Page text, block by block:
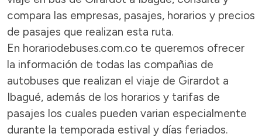
compara las empresas, pasajes, horarios y precios
de pasajes que realizan esta ruta.
En horariodebuses.com.co te queremos ofrecer
la información de todas las compañias de
autobuses que realizan el viaje de Girardot a
Ibagué, además de los horarios y tarifas de
pasajes los cuales pueden varian especialmente
durante la temporada estival y días feriados.